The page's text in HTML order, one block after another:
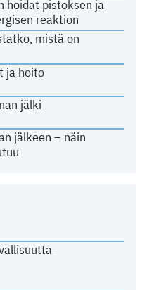
hoidat pistoksen ja
reaktion
mistä on
ja hoito
jälki
jälkeen – näin